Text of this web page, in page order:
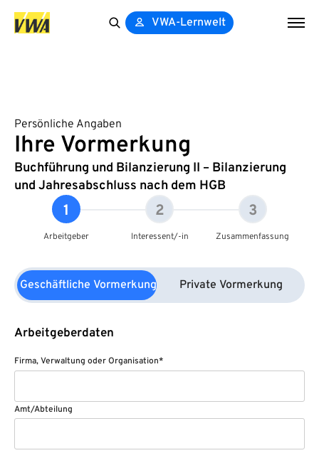
VWA-Lernwelt
Persönliche Angaben
Ihre Vormerkung
Buchführung und Bilanzierung II – Bilanzierung
und Jahresabschluss nach dem HGB
1
Arbeitgeber
2
Interessent/-in
3
Zusammenfassung
Geschäftliche Vormerkung Private Vormerkung
Arbeitgeberdaten
Firma, Verwaltung oder Organisation*
Amt/Abteilung